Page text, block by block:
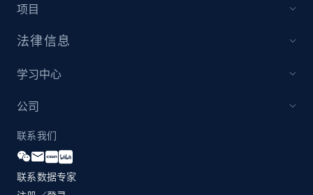
项目
法律信息
学习中心
公司
联系我们
联系数据专家